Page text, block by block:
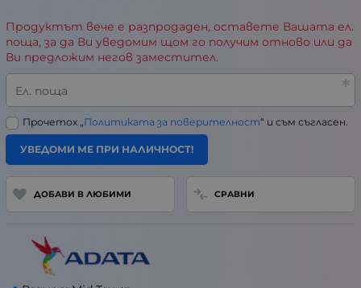
Продуктът вече е разпродаден, оставете Вашата ел.
поща, за да Ви уведомим щом го получим отново или да
Ви предложим негов заместител.
Ел. поща
Прочетох „ Политиката за поверителност“ и съм съгласен.
УВЕДОМИ МЕ ПРИ НАЛИЧНОСТ!
ДОБАВИ В ЛЮБИМИ СРАВНИ